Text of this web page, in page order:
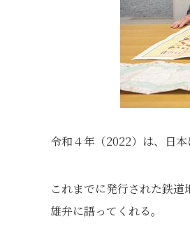
令和４年（2022）は、日
これまでに発行された鉄
雄弁に語ってくれる。